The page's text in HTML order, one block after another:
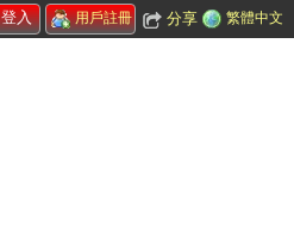
登入 用戶註冊 分享 繁體中文